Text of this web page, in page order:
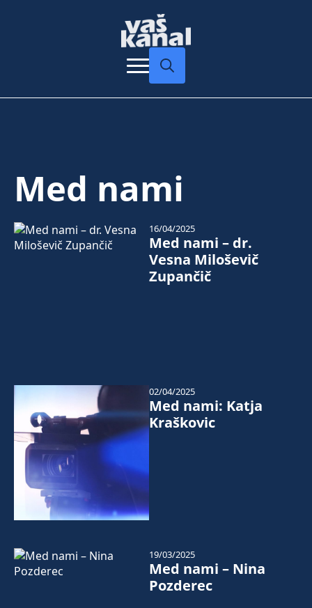
Med nami
Med nami – dr.
Vesna Miloševič
Zupančič
16/04/2025
Med nami: Katja
Kraškovic
02/04/2025
Med nami – Nina
Pozderec
19/03/2025